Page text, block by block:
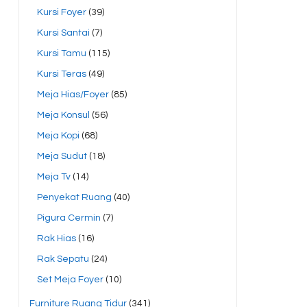
Kursi Foyer(39)
Kursi Santai (7)
Kursi Tamu (115)
Kursi Teras(49)
Meja Hias/Foyer(85)
Meja Konsul (56)
Meja Kopi (68)
Meja Sudut(18)
Meja Tv(14)
Penyekat Ruang (40)
Pigura Cermin (7)
Rak Hias(16)
Rak Sepatu (24)
Set Meja Foyer(10)
Furniture Ruang Tidur(341)